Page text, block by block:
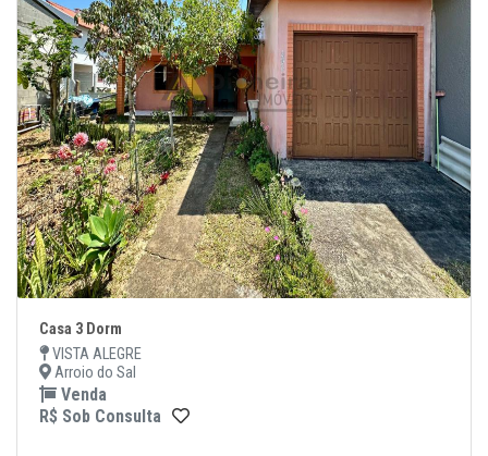
Casa 3 Dorm
VISTA ALEGRE
Arroio do Sal
Venda
R$ Sob Consulta